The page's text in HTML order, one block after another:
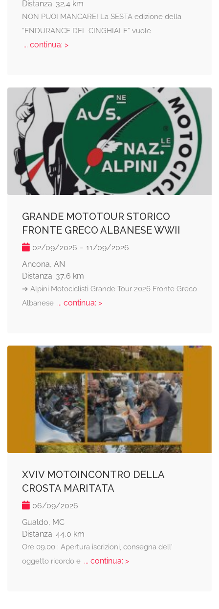
Distanza: 32,4 km
NON PUOI MANCARE! La SESTA edizione della
“ENDURANCE DEL CINGHIALE” vuole
... continua: >
GRANDE MOTOTOUR STORICO
FRONTE GRECO ALBANESE WWII
02/09/2026 - 11/09/2026
Ancona, AN
Distanza: 37,6 km
➔ Alpini Motociclisti Grande Tour 2026 Fronte Greco
Albanese... continua: >
XVIV MOTOINCONTRO DELLA
CROSTA MARITATA
06/09/2026
Gualdo, MC
Distanza: 44,0 km
Ore 09.00 : Apertura iscrizioni, consegna dell'
oggetto ricordo e... continua: >